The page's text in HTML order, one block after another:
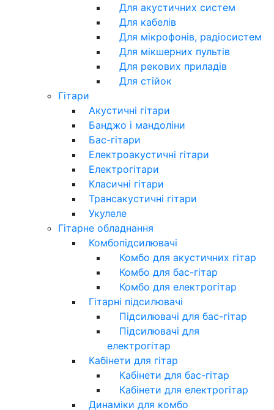
Для акустичних систем
Для кабелів
Для мікрофонів, радіосистем
Для мікшерних пультів
Для рекових приладів
Для стійок
Гітари
Акустичні гітари
Банджо і мандоліни
Бас-гітари
Електроакустичні гітари
Електрогітари
Класичні гітари
Трансакустичні гітари
Укулеле
Гітарне обладнання
Комбопідсилювачі
Комбо для акустичних гітар
Комбо для бас-гітар
Комбо для електрогітар
Гітарні підсилювачі
Підсилювачі для бас-гітар
Підсилювачі для
електрогітар
Кабінети для гітар
Кабінети для бас-гітар
Кабінети для електрогітар
Динаміки для комбо